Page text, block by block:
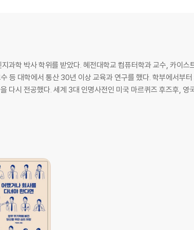
방을 하는 10가지 이유
결 과제의 위험
학 박사 학위를 받았다. 혜전대학교 컴퓨터학과 교수, 카이스
등 대학에서 통산 30년 이상 교육과 연구를 했다. 학부에서부
다시 전공했다. 세계 3대 인명사전인 미국 마르퀴즈 후즈후, 영